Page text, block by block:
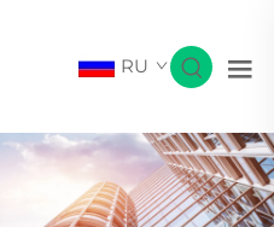
RU